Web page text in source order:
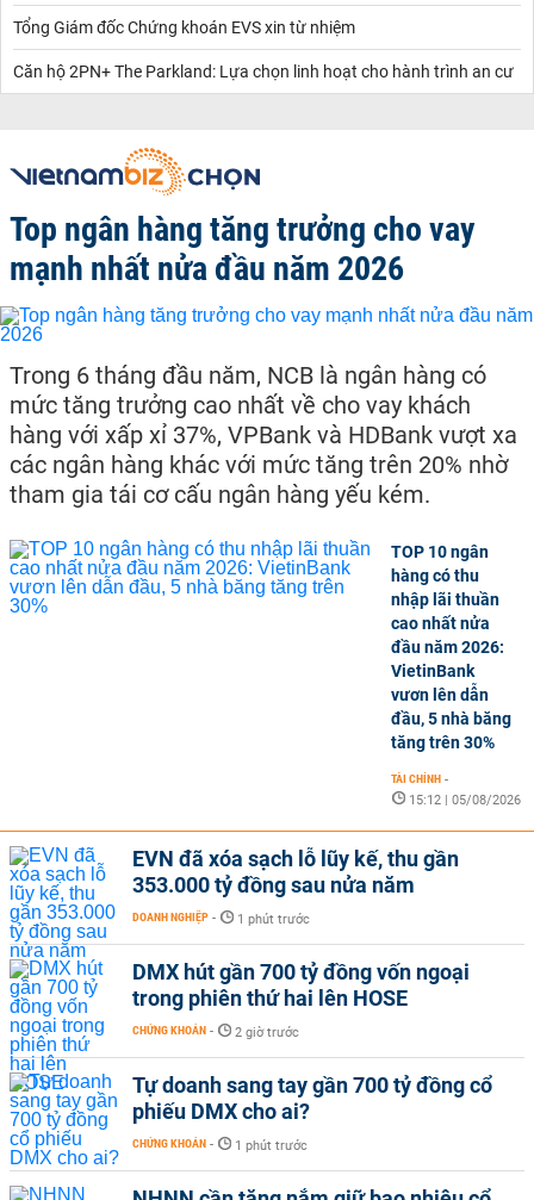
Tổng Giám đốc Chứng khoán EVS xin từ nhiệm
Căn hộ 2PN+ The Parkland: Lựa chọn linh hoạt cho hành trình an cư
Top ngân hàng tăng trưởng cho vay
mạnh nhất nửa đầu năm 2026
Trong 6 tháng đầu năm, NCB là ngân hàng có
mức tăng trưởng cao nhất về cho vay khách
hàng với xấp xỉ 37%, VPBank và HDBank vượt xa
các ngân hàng khác với mức tăng trên 20% nhờ
tham gia tái cơ cấu ngân hàng yếu kém.
TOP 10 ngân
hàng có thu
nhập lãi thuần
cao nhất nửa
đầu năm 2026:
VietinBank
vươn lên dẫn
đầu, 5 nhà băng
tăng trên 30%
TÀI CHÍNH -
15:12 | 05/08/2026
EVN đã xóa sạch lỗ lũy kế, thu gần
353.000 tỷ đồng sau nửa năm
DOANH NGHIỆP - 1 phút trước
DMX hút gần 700 tỷ đồng vốn ngoại
trong phiên thứ hai lên HOSE
CHỨNG KHOÁN - 2 giờ trước
Tự doanh sang tay gần 700 tỷ đồng cổ
phiếu DMX cho ai?
CHỨNG KHOÁN - 1 phút trước